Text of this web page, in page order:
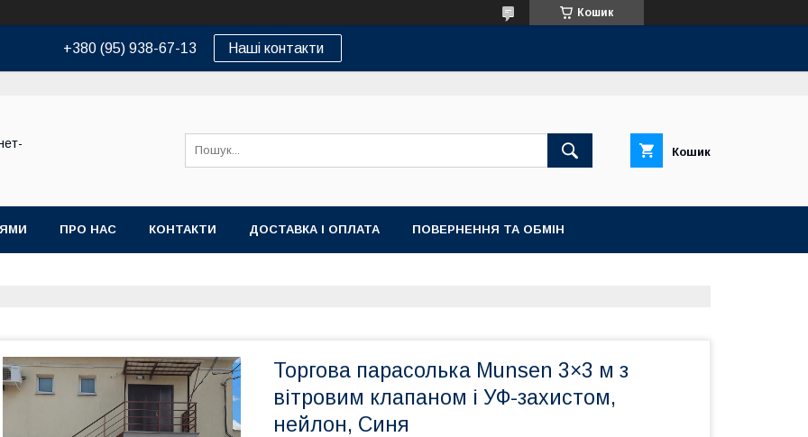
Кошик
+380 (95) 938-67-13 Наші контакти
Кошик
ПРО НАС КОНТАКТИ ДОСТАВКА І ОПЛАТА ПОВЕРНЕННЯ ТА ОБМІН
Торгова парасолька Munsen 3×3 м з
вітровим клапаном і УФ-захистом,
нейлон, Синя